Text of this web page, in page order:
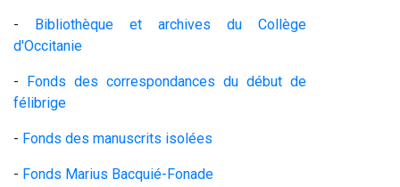
- Bibliothèque et archives du Collège
d'Occitanie
- Fonds des correspondances du début de
félibrige
- Fonds des manuscrits isolées
- Fonds Marius Bacquié-Fonade